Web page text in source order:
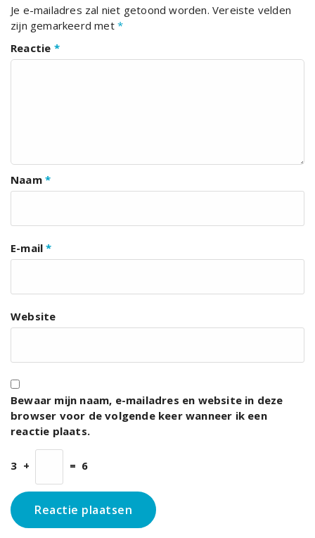
Je e-mailadres zal niet getoond worden. Vereiste velden
zijn gemarkeerd met *
Reactie *
Naam *
E-mail*
Website
Bewaar mijn naam, e-mailadres en website in deze
browser voor de volgende keer wanneer ik een
reactie plaats.
3 + = 6